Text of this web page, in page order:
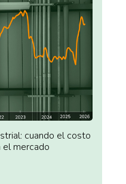
cuando el costo
el mercado